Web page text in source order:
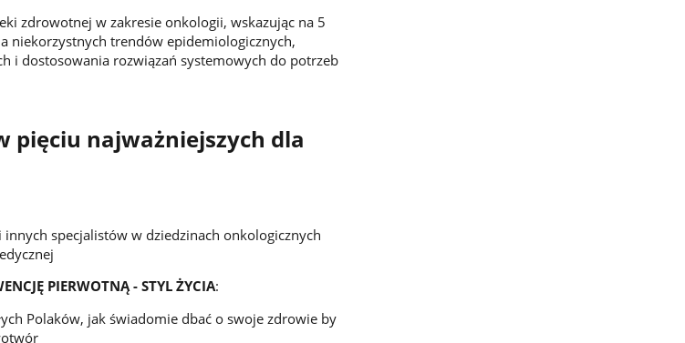
zdrowotnej w zakresie onkologii, wskazując na 5
niekorzystnych trendów epidemiologicznych,
i dostosowania rozwiązań systemowych do potrzeb
pięciu najważniejszych dla
specjalistów w dziedzinach onkologicznych
PIERWOTNĄ - STYL ŻYCIA:
Polaków, jak świadomie dbać o swoje zdrowie by